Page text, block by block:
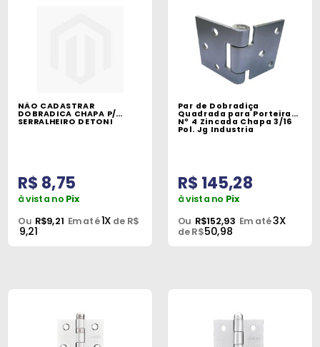
NÃO CADASTRAR
DOBRADICA CHAPA P/
SERRALHEIRO DETONI
R$ 8,75
à vista no Pix
Ou R$9,21 Em até1X de R$
9,21
Par de Dobradiça
Quadrada para Porteira
Nº 4 Zincada Chapa 3/16
Pol. Jg Industria
R$ 145,28
à vista no Pix
Ou R$152,93 Em até3X
de R$50,98